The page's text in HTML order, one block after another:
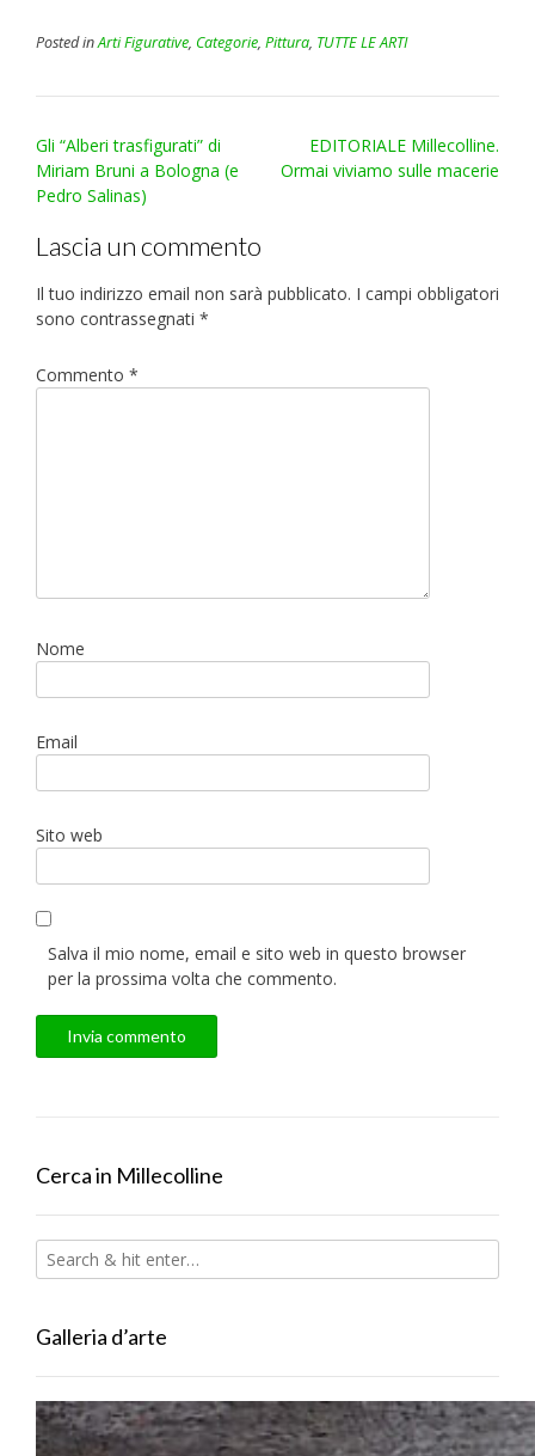
Posted inArti Figurative, Categorie, Pittura, TUTTE LE ARTI
Post
navigation
Gli “Alberi trasfigurati” di
Miriam Bruni a Bologna (e
Pedro Salinas)
EDITORIALE Millecolline.
Ormai viviamo sulle macerie
Lascia un commento
Il tuo indirizzo email non sarà pubblicato. I campi obbligatori
sono contrassegnati *
Commento *
Nome
Email
Sito web
Salva il mio nome, email e sito web in questo browser
per la prossima volta che commento.
Cerca in Millecolline
Galleria d’arte